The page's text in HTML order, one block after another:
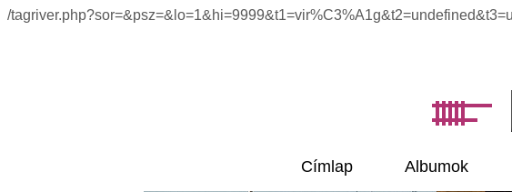
/
Címlap Albumok